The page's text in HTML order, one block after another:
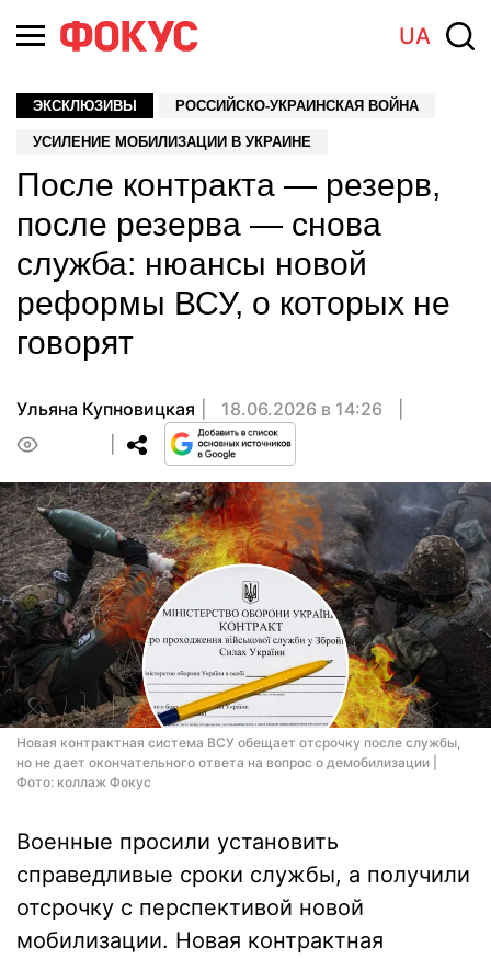
UA
ЭКСКЛЮЗИВЫ РОССИЙСКО-УКРАИНСКАЯ ВОЙНА
УСИЛЕНИЕ МОБИЛИЗАЦИИ В УКРАИНЕ
После контракта — резерв,
после резерва — снова
служба: нюансы новой
реформы ВСУ, о которых не
говорят
Ульяна Купновицкая
18.06.2026 в 14:26
Новая контрактная система ВСУ обещает отсрочку после службы,
но не дает окончательного ответа на вопрос о демобилизации |
Фото: коллаж Фокус
Военные просили установить
справедливые сроки службы, а получили
отсрочку с перспективой новой
мобилизации. Новая контрактная